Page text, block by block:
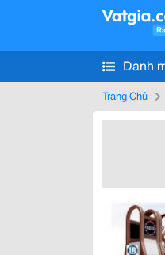
Danh
Trang Chủ